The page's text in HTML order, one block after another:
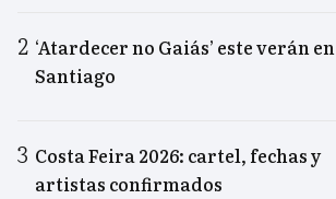
‘Atardecer no Gaiás’ este verán en
Santiago
Costa Feira 2026: cartel, fechas y
artistas confirmados